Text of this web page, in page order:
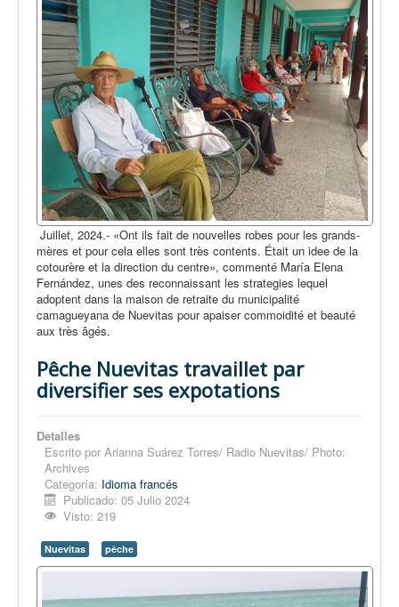
Juillet, 2024.- «Ont ils fait de nouvelles robes pour les grands-
mères et pour cela elles sont très contents. Était un idee de la
cotourère et la direction du centre», commenté María Elena
Fernández, unes des reconnaissant les strategies lequel
adoptent dans la maison de retraite du municipalité
camagueyana de Nuevitas pour apaiser commoidité et beauté
aux très âgés.
Pêche Nuevitas travaillet par
diversifier ses expotations
Detalles
Escrito por Arianna Suárez Torres/ Radio Nuevitas/ Photo:
Archives
Categoría: Idioma francés
Publicado: 05 Julio 2024
Visto: 219
Nuevitas pêche